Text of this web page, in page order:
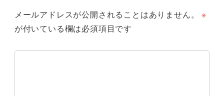
メールアドレスが公開されることはありません。
※
が付いている欄は必須項目です